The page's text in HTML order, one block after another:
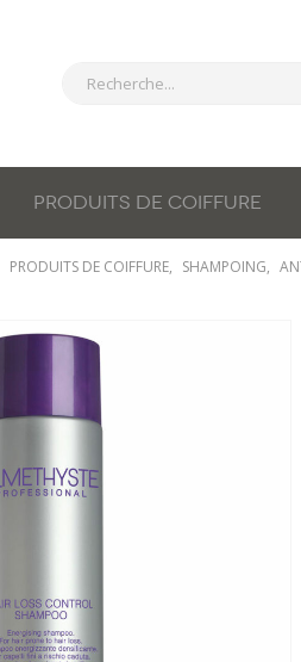
PRODUITS DE COIFFURE
PRODUITS DE COIFFURE, SHAMPOING,